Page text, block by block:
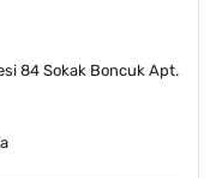
84 Sokak Boncuk Apt.